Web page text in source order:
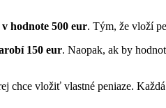
hodnote 500 eur. Tým, že vloží
150 eur. Naopak, ak by
chce vložiť vlastné peniaze.